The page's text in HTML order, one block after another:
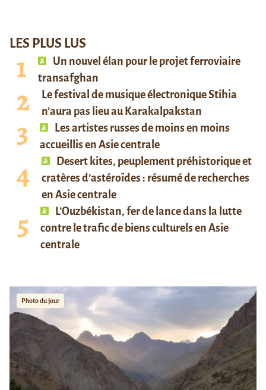
LES PLUS LUS
Un nouvel élan pour le projet ferroviaire
transafghan
Le festival de musique électronique Stihia
n’aura pas lieu au Karakalpakstan
Les artistes russes de moins en moins
accueillis en Asie centrale
Desert kites, peuplement préhistorique et
cratères d’astéroïdes : résumé de recherches
en Asie centrale
L’Ouzbékistan, fer de lance dans la lutte
contre le trafic de biens culturels en Asie
centrale
Photo du jour